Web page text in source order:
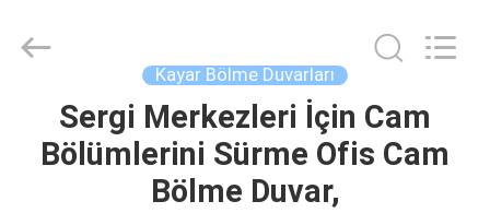
Industrial
Kayar Bölme Duvarları
Sergi Merkezleri İçin Cam
Bölümlerini Sürme Ofis Cam
Bölme Duvar,